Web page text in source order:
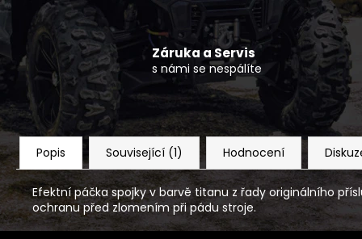
Záruka a Servis
s námi se nespálíte
Popis Související (1) Hodnocení
Efektní páčka spojky v barvě titanu z řady originálního
ochranu před zlomením při pádu stroje.